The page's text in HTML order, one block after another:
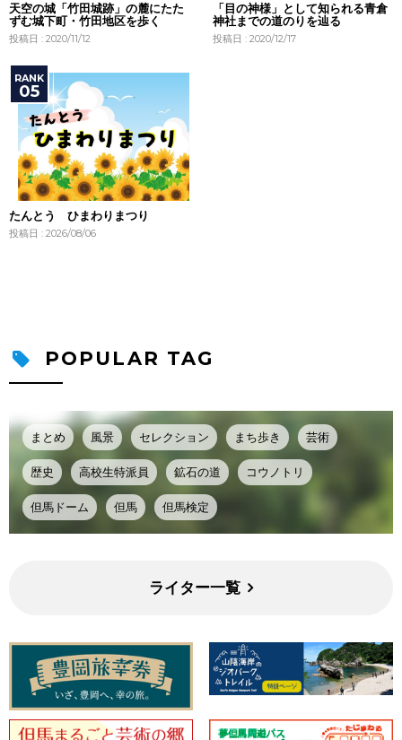
天空の城「竹田城跡」の麓にたた
ずむ城下町・竹田地区を歩く
投稿日 : 2020/11/12
「目の神様」として知られる青倉
神社までの道のりを辿る
投稿日 : 2020/12/17
たんとう ひまわりまつり
投稿日 : 2026/08/06
POPULAR TAG
まとめ 風景 セレクション まち歩き 芸術
歴史 高校生特派員 鉱石の道 コウノトリ
但馬ドーム 但馬 但馬検定
ライター一覧